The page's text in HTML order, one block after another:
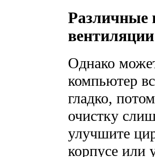
Различные
Однако
компьютер
гладко,
очистку
улучшите
корпусе или